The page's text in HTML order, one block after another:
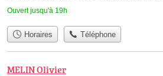
Ouvert jusqu'à 19h
Horaires Téléphone
MELIN Olivier